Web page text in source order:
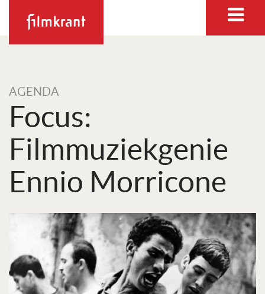
AGENDA
Focus:
Filmmuziekgenie
Ennio Morricone